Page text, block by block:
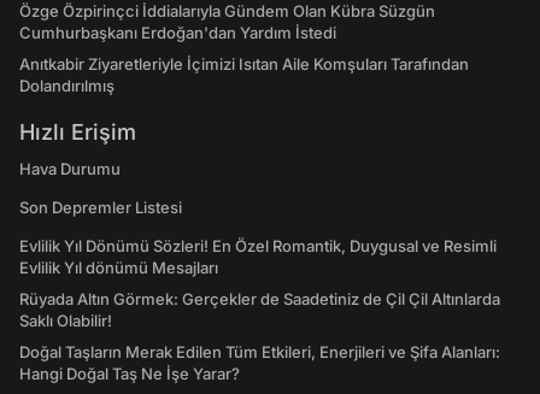
Özge Özpirinçci İddialarıyla Gündem Olan Kübra Süzgün
Cumhurbaşkanı Erdoğan'dan Yardım İstedi
Anıtkabir Ziyaretleriyle İçimizi Isıtan Aile Komşuları Tarafından
Dolandırılmış
Hızlı Erişim
Hava Durumu
Son Depremler Listesi
Evlilik Yıl Dönümü Sözleri! En Özel Romantik, Duygusal ve Resimli
Evlilik Yıl dönümü Mesajları
Rüyada Altın Görmek: Gerçekler de Saadetiniz de Çil Çil Altınlarda
Saklı Olabilir!
Doğal Taşların Merak Edilen Tüm Etkileri, Enerjileri ve Şifa Alanları:
Hangi Doğal Taş Ne İşe Yarar?